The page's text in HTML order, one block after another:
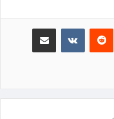
بينتيريست